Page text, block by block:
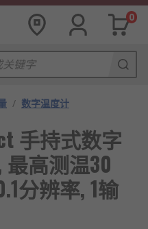
0
/ 数字温度计
手持式数字
最高测温30
分辨率, 1输